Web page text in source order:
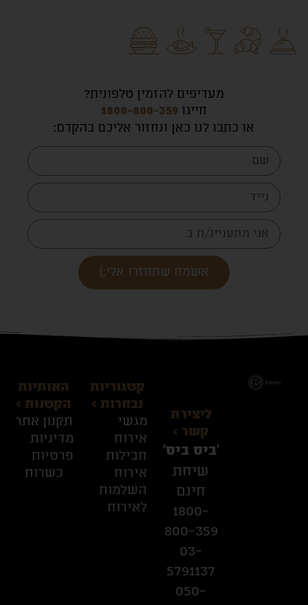
מעדיפים להזמין טלפונית?
חייגו1800-800-359
או כתבו לנו כאן ונחזור אליכם בהקדם:
אשמח שתחזרו אלי:)
ליצירת
קשר >
׳ביס ביס׳
שיחת
חינם
1800-
800-359
03-
5791137
050-
קטגוריות
נבחרות >
מגשי
אירוח
חבילות
אירוח
השלמות
לאירוח
האותיות
הקטנות >
תקנון אתר
מדיניות
פרטיות
כשרות